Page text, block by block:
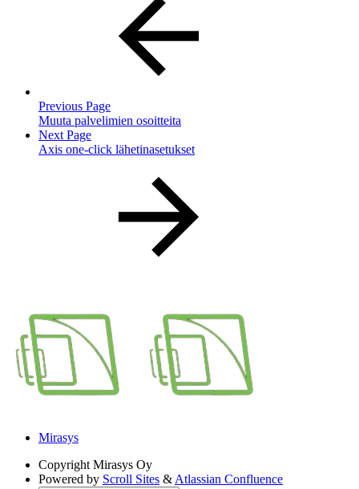
Previous Page
Muuta palvelimien osoitteita
Next Page
Axis one-click lähetinasetukset
Mirasys
Copyright Mirasys Oy
Powered by Scroll Sites & Atlassian Confluence